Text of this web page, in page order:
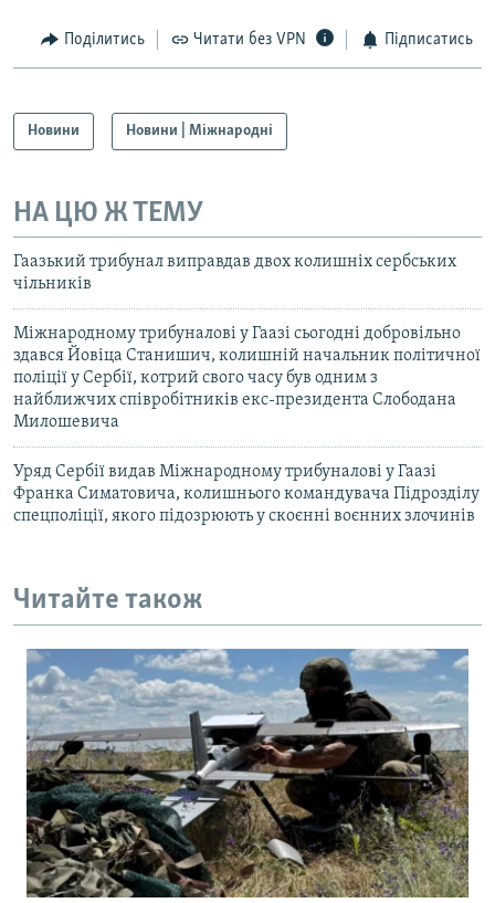
Поділитись Читати без VPN Підписатись
Новини Новини | Міжнародні
НА ЦЮ Ж ТЕМУ
Гаазький трибунал виправдав двох колишніх сербських
чільників
Мiжнародному трибуналовi у Гаазi сьогоднi добровiльно
здався Йовiца Станишич, колишнiй начальник полiтичної
полiцiї у Сербiї, котрий свого часу був одним з
найближчих спiвробiтникiв екс-президента Слободана
Милошевича
Уряд Сербiї видав Мiжнародному трибуналовi у Гаазi
Франка Симатовича, колишнього командувача Пiдроздiлу
спецполiцiї, якого пiдозрюють у скоєннi воєнних злочинiв
Читайте також